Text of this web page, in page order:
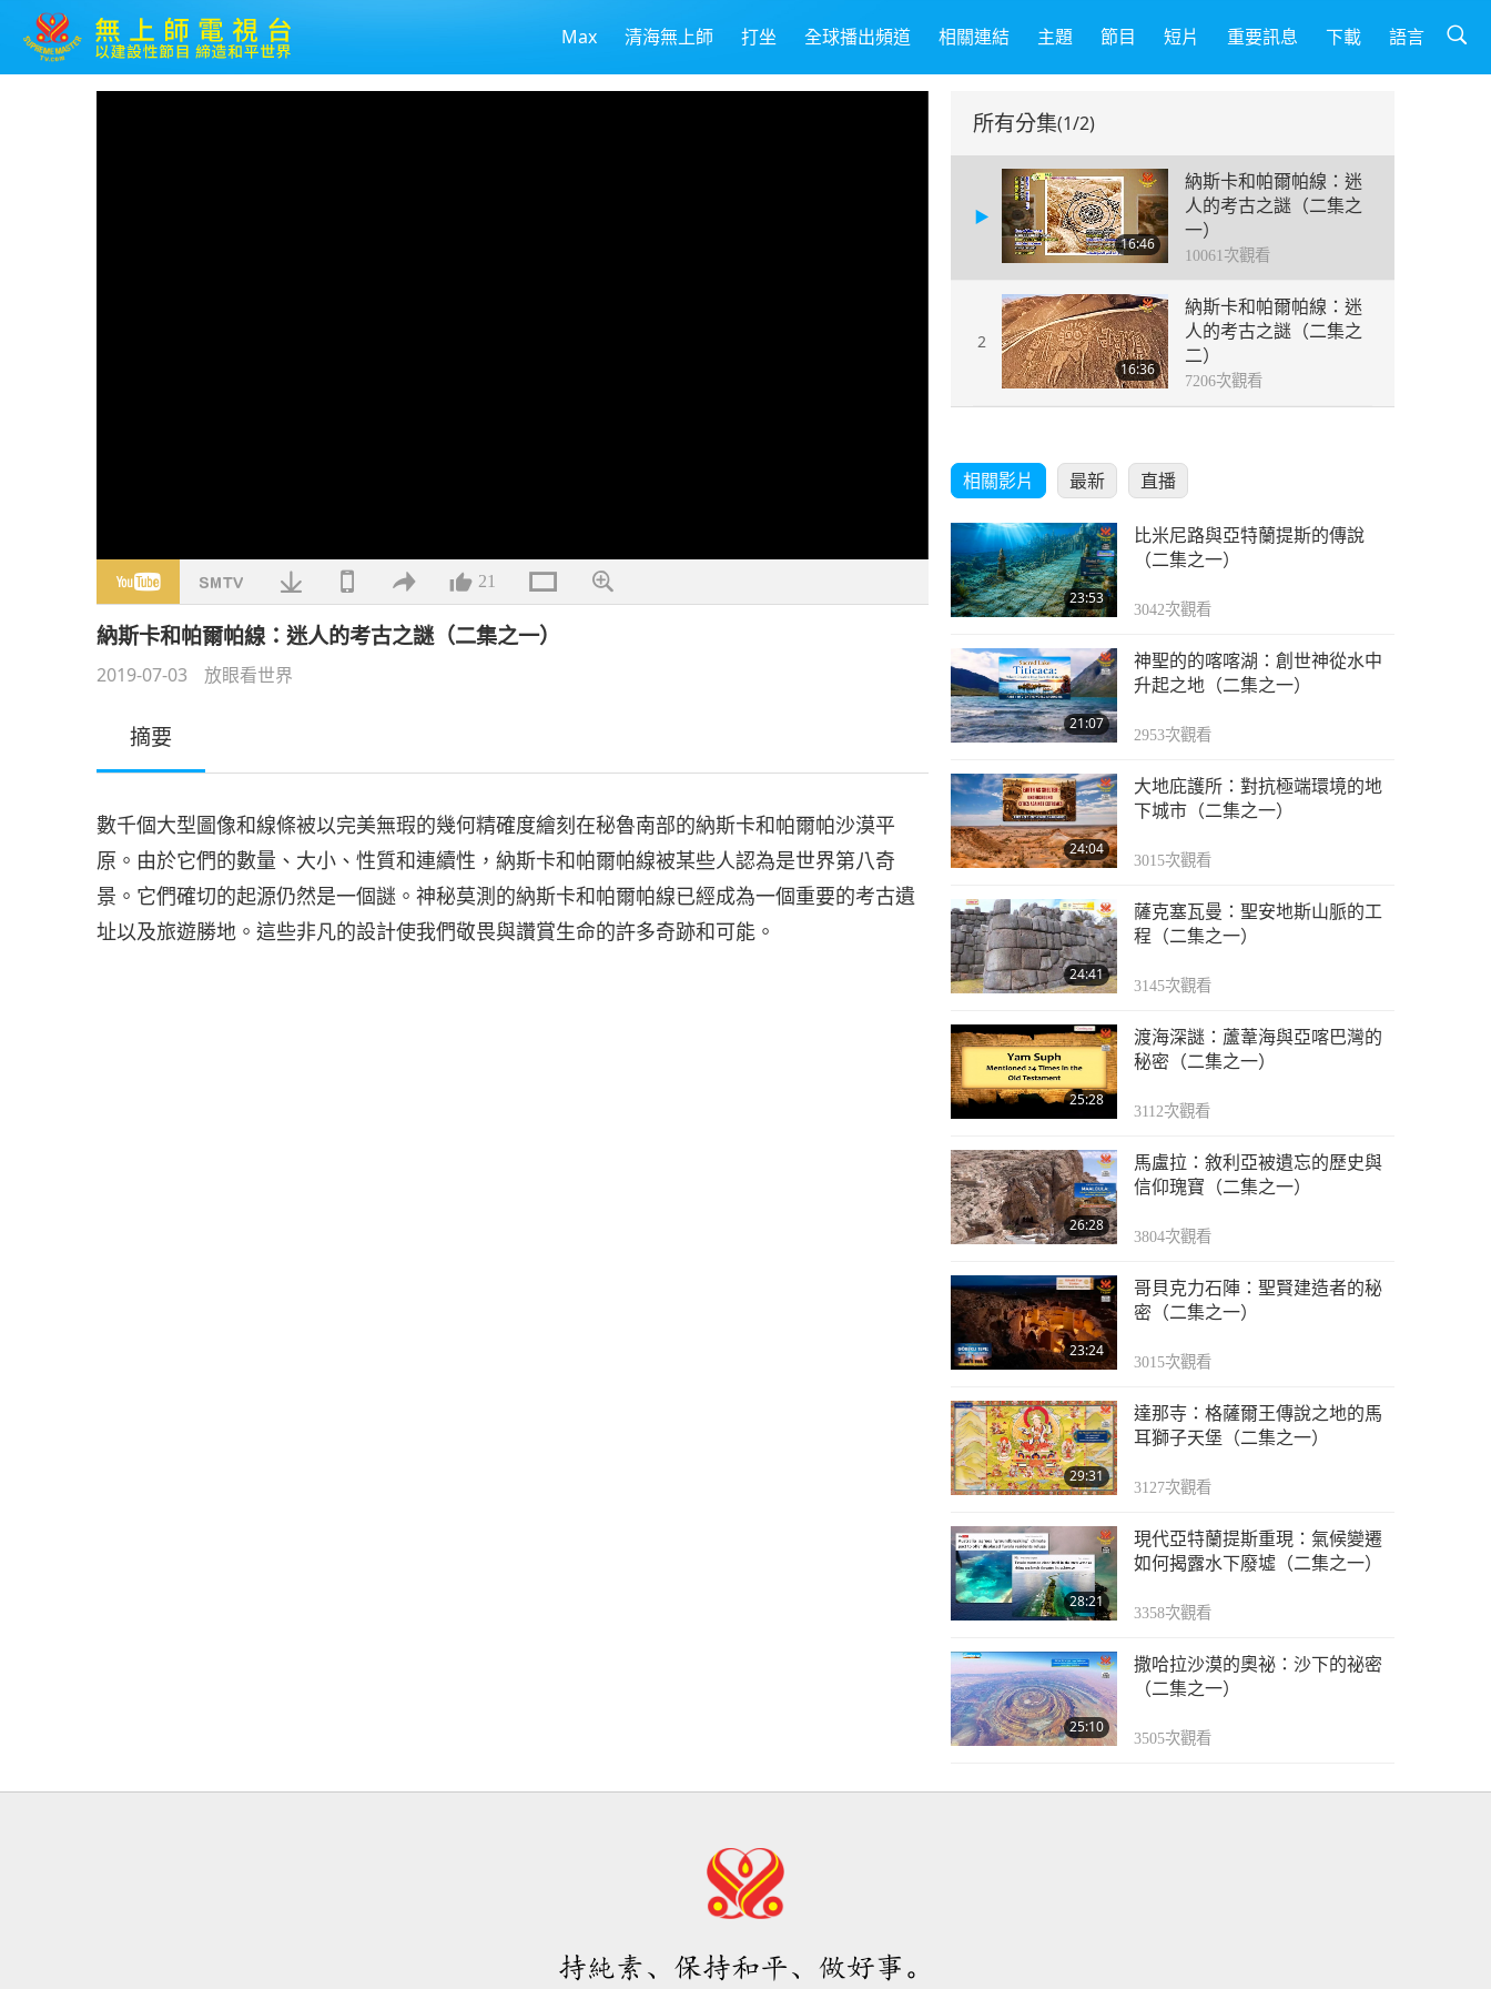
Max 清海無上師 打坐 全球播出頻道 相關連結 主題 節目 短片 重要訊息 下載 語言
21
納斯卡和帕爾帕線：迷人的考古之謎（二集之一）
2019-07-03 放眼看世界
摘要
數千個大型圖像和線條被以完美無瑕的幾何精確度繪刻在秘魯南部的納斯卡和帕爾帕沙漠平
原。由於它們的數量、大小、性質和連續性，納斯卡和帕爾帕線被某些人認為是世界第八奇
景。它們確切的起源仍然是一個謎。神秘莫測的納斯卡和帕爾帕線已經成為一個重要的考古遺
址以及旅遊勝地。這些非凡的設計使我們敬畏與讚賞生命的許多奇跡和可能。
所有分集(1/2)
16:46
納斯卡和帕爾帕線：迷
人的考古之謎（二集之
一）
10061 次觀看
2
16:36
納斯卡和帕爾帕線：迷
人的考古之謎（二集之
二）
7206次觀看
相關影片 最新 直播
23:53
比米尼路與亞特蘭提斯的傳說
（二集之一）
3042次觀看
21:07
神聖的的喀喀湖：創世神從水中
升起之地（二集之一）
2953次觀看
24:04
大地庇護所：對抗極端環境的地
下城市（二集之一）
3015次觀看
24:41
薩克塞瓦曼：聖安地斯山脈的工
程（二集之一）
3145次觀看
25:28
渡海深謎：蘆葦海與亞喀巴灣的
秘密（二集之一）
3112次觀看
26:28
馬盧拉：敘利亞被遺忘的歷史與
信仰瑰寶（二集之一）
3804次觀看
23:24
哥貝克力石陣：聖賢建造者的秘
密（二集之一）
3015次觀看
29:31
達那寺：格薩爾王傳說之地的馬
耳獅子天堡（二集之一）
3127次觀看
28:21
現代亞特蘭提斯重現：氣候變遷
如何揭露水下廢墟（二集之一）
3358次觀看
25:10
撒哈拉沙漠的奧祕：沙下的祕密
（二集之一）
3505次觀看
持純素、保持和平、做好事。